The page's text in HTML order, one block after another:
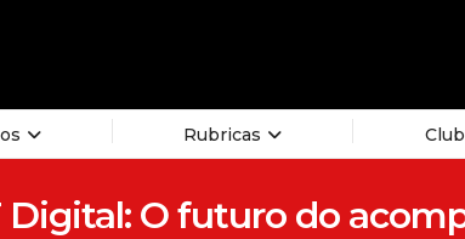
Rubricas
Digital: O futuro do